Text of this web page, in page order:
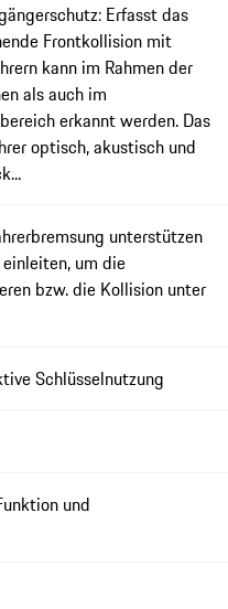
Erfasst das
Frontkollision mit
kann im Rahmen der
als auch im
erkannt werden. Das
optisch, akustisch und
unterstützen
um die
bzw. die Kollision unter
Schlüsselnutzung
und